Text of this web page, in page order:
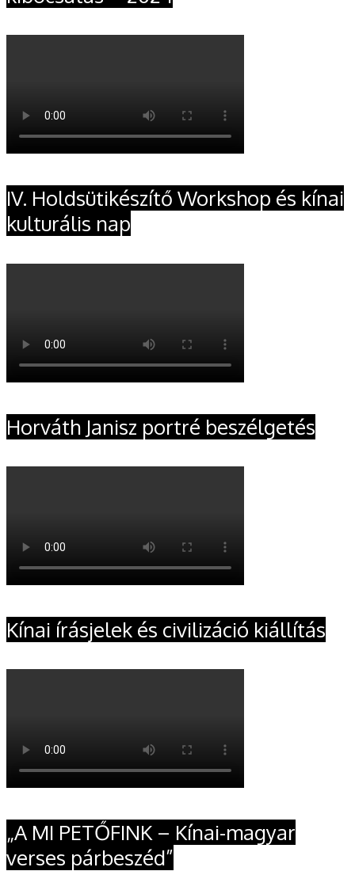
IV. Holdsütikészítő Workshop és kínai
kulturális nap
Horváth Janisz portré beszélgetés
Kínai írásjelek és civilizáció kiállítás
„A MI PETŐFINK – Kínai-magyar
verses párbeszéd”